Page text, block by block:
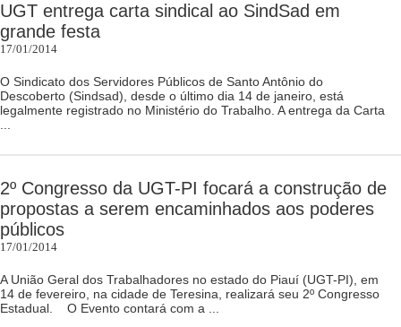
UGT entrega carta sindical ao SindSad em
grande festa
17/01/2014
O Sindicato dos Servidores Públicos de Santo Antônio do
Descoberto (Sindsad), desde o último dia 14 de janeiro, está
legalmente registrado no Ministério do Trabalho. A entrega da Carta
2º Congresso da UGT-PI focará a construção de
propostas a serem encaminhados aos poderes
públicos
17/01/2014
A União Geral dos Trabalhadores no estado do Piauí (UGT-PI), em
14 de fevereiro, na cidade de Teresina, realizará seu 2º Congresso
Estadual. O Evento contará com a ...